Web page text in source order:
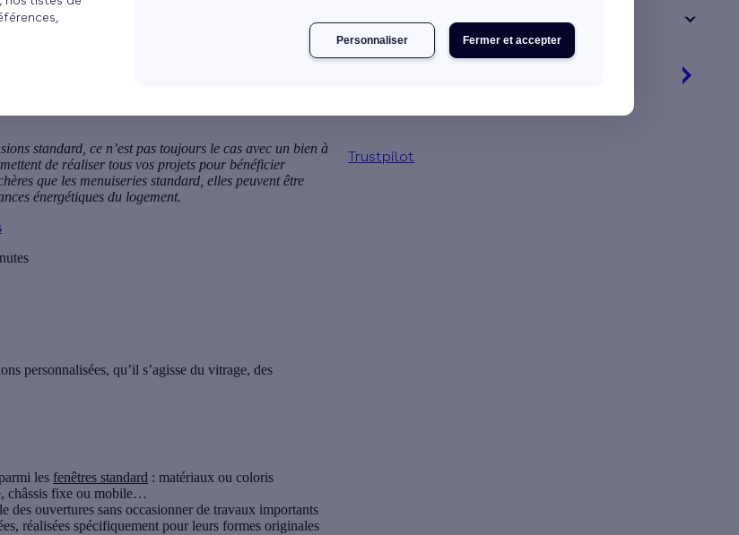
Fermer et accepter
Personnaliser
standard, ce n’est pas toujours le cas avec un bien à
de réaliser tous vos projets pour bénéficier
que les menuiseries standard, elles peuvent être
énergétiques du logement.
personnalisées, qu’il s’agisse du vitrage, des
les fenêtres standard : matériaux ou coloris
châssis fixe ou mobile…
des ouvertures sans occasionner de travaux importants
, réalisées spécifiquement pour leurs formes originales
+ de 15 ans
Trustpilot